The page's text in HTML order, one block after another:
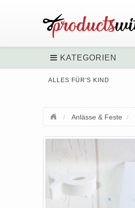
KATEGORIEN
ALLES FÜR'S KIND
Anlässe & Feste